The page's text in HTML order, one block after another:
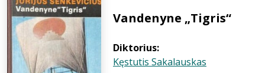
Vandenyne „Tigris“
Diktorius:
Kęstutis Sakalauskas